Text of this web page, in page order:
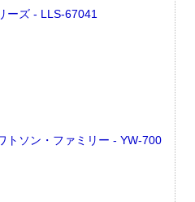
ーズ - LLS-67041
トソン・ファミリー - YW-700